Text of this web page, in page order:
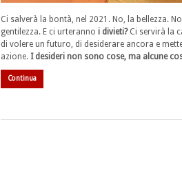
Ci salverà la bontà, nel 2021. No, la bellezza.
gentilezza. E ci urteranno i divieti?Ci servirà la
di volere un futuro, di desiderare ancora e
azione. I desideri non sono cose, ma alcune
Continua